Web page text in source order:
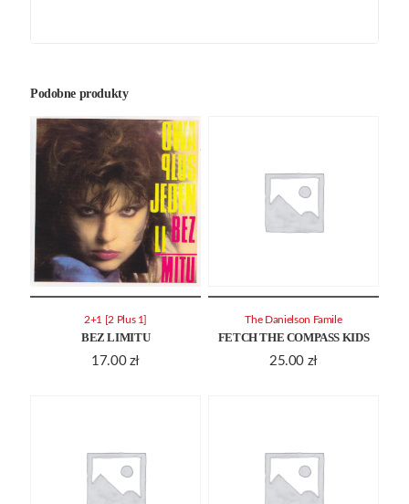
Podobne produkty
BEZ LIMITU
17.00 zł
2+1 [2 Plus 1]
FETCH THE COMPASS KIDS
25.00 zł
The Danielson Famile